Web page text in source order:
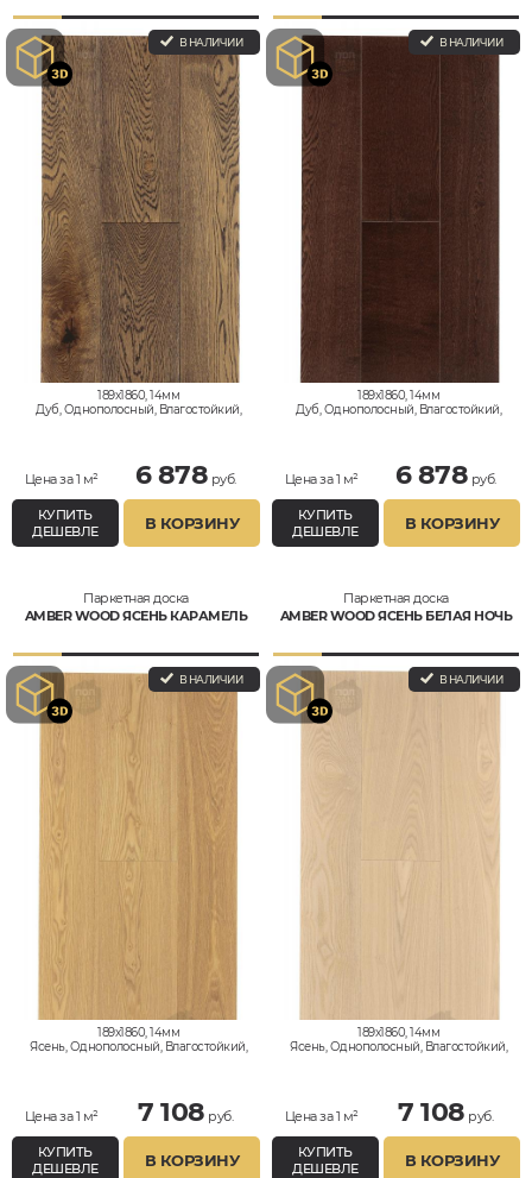
В НАЛИЧИИ
189x1860, 14мм
Дуб, Однополосный, Влагостойкий,
Цена за 1 м² 6 878 руб.
КУПИТЬ
ДЕШЕВЛЕ
В КОРЗИНУ
В НАЛИЧИИ
189x1860, 14мм
Дуб, Однополосный, Влагостойкий,
Цена за 1 м² 6 878 руб.
КУПИТЬ
ДЕШЕВЛЕ
В КОРЗИНУ
Паркетная доска
AMBER WOOD ЯСЕНЬ КАРАМЕЛЬ
В НАЛИЧИИ
189x1860, 14мм
Ясень, Однополосный, Влагостойкий,
Цена за 1 м² 7 108 руб.
КУПИТЬ
ДЕШЕВЛЕ
В КОРЗИНУ
Паркетная доска
AMBER WOOD ЯСЕНЬ БЕЛАЯ НОЧЬ
В НАЛИЧИИ
189x1860, 14мм
Ясень, Однополосный, Влагостойкий,
Цена за 1 м² 7 108 руб.
КУПИТЬ
ДЕШЕВЛЕ
В КОРЗИНУ